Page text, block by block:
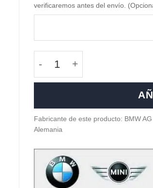
verificaremos antes del envío.
Fabricante de este producto: BMW
Alemania